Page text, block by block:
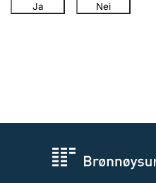
Ja Nei